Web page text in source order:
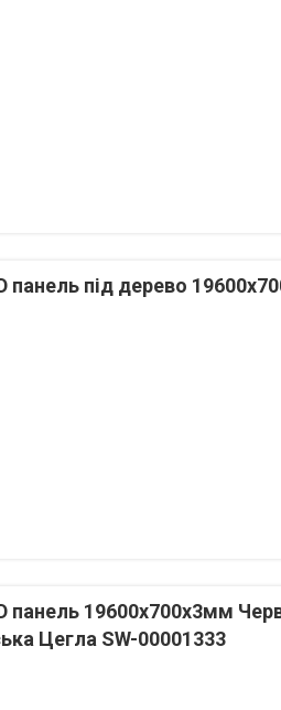
під дерево
панель 19600x700x3мм
Цегла SW-00001333